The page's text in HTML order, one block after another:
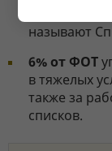
называют
6% от ФОТ
в тяжелых
также за
списков.